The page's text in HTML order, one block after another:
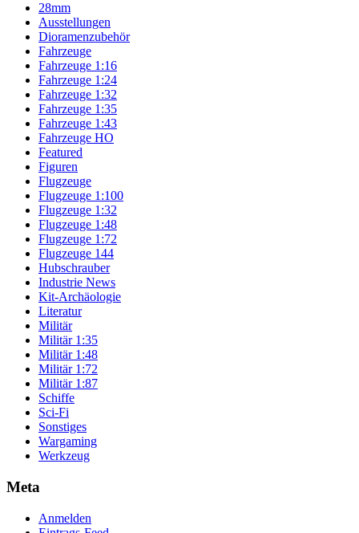
28mm
Ausstellungen
Dioramenzubehör
Fahrzeuge
Fahrzeuge 1:16
Fahrzeuge 1:24
Fahrzeuge 1:32
Fahrzeuge 1:35
Fahrzeuge 1:43
Fahrzeuge HO
Featured
Figuren
Flugzeuge
Flugzeuge 1:100
Flugzeuge 1:32
Flugzeuge 1:48
Flugzeuge 1:72
Flugzeuge 144
Hubschrauber
Industrie News
Kit-Archäologie
Literatur
Militär
Militär 1:35
Militär 1:48
Militär 1:72
Militär 1:87
Schiffe
Sci-Fi
Sonstiges
Wargaming
Werkzeug
Meta
Anmelden